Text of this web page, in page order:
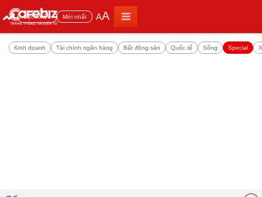
Đọc nhiều Mới nhất AA
Kinh doanh Tài chính ngân hàng Bất động sản Quốc tế Sống Special